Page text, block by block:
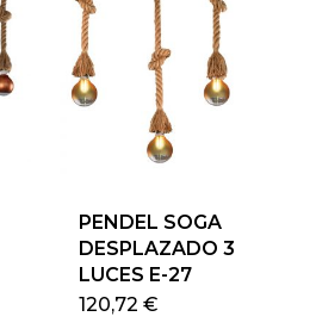
PENDEL SOGA
DESPLAZADO 3
LUCES E-27
120,72 €